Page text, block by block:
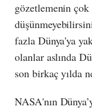
gözetlemenin
fazla Dünya'ya
olanlar aslında
son birkaç yılda
NASA'nın